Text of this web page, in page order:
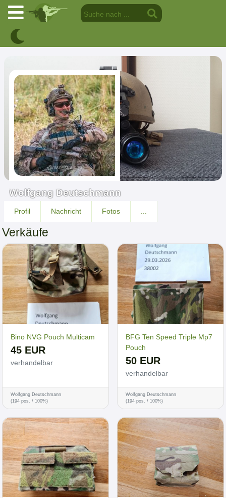
Wolfgang Deutschmann
Profil Nachricht Fotos
Verkäufe
Bino NVG Pouch Multicam
45 EUR
verhandelbar
Wolfgang Deutschmann
(194 pos. / 100%)
BFG Ten Speed Triple Mp7
Pouch
50 EUR
verhandelbar
Wolfgang Deutschmann
(194 pos. / 100%)